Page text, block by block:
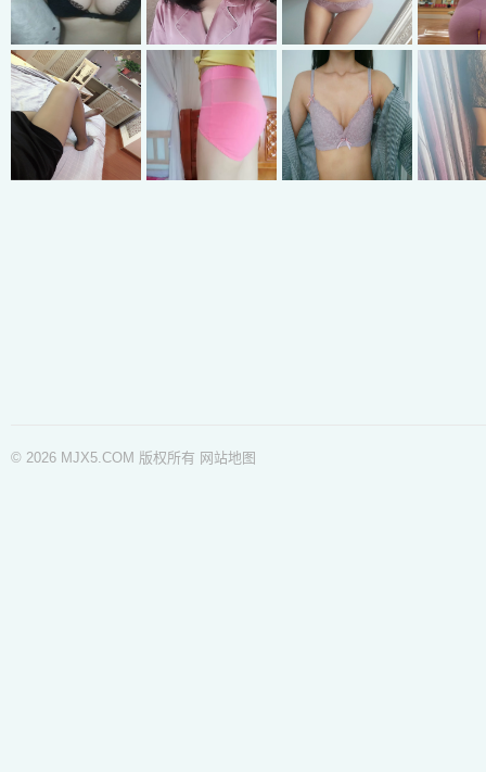
© 2026 MJX5.COM 版权所有 网站地图